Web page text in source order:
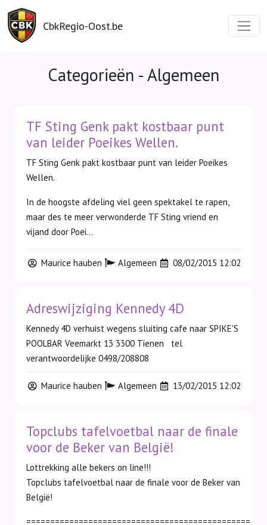
CbkRegio-Oost.be
Categorieën - Algemeen
TF Sting Genk pakt kostbaar punt
van leider Poeikes Wellen.
TF Sting Genk pakt kostbaar punt van leider Poeikes
Wellen.
In de hoogste afdeling viel geen spektakel te rapen,
maar des te meer verwonderde TF Sting vriend en
vijand door Poei...
Maurice hauben Algemeen 08/02/2015 12:02
Adreswijziging Kennedy 4D
Kennedy 4D verhuist wegens sluiting cafe naar SPIKE'S
POOLBAR Veemarkt 13 3300 Tienen tel
verantwoordelijke 0498/208808
Maurice hauben Algemeen 13/02/2015 12:02
Topclubs tafelvoetbal naar de finale
voor de Beker van België!
Lottrekking alle bekers on line!!!
Topclubs tafelvoetbal naar de finale voor de Beker van
België!
===============================================